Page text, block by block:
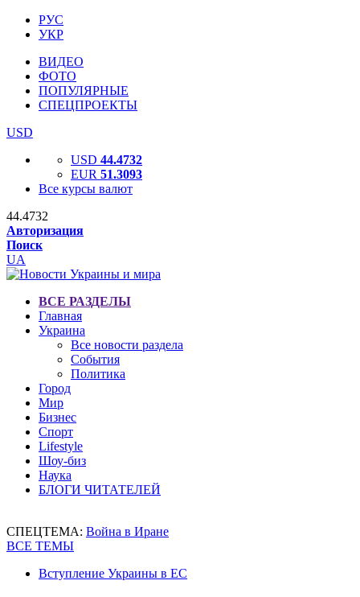
РУС
УКР
ВИДЕО
ФОТО
ПОПУЛЯРНЫЕ
СПЕЦПРОЕКТЫ
USD
USD 44.4732
EUR 51.3093
Все курсы валют
44.4732
Авторизация
Поиск
UA
ВСЕ РАЗДЕЛЫ
Главная
Украина
Все новости раздела
События
Политика
Город
Мир
Бизнес
Спорт
Lifestyle
Шоу-биз
Наука
БЛОГИ ЧИТАТЕЛЕЙ
СПЕЦТЕМА: Война в Иране
ВСЕ ТЕМЫ
Вступление Украины в ЕС